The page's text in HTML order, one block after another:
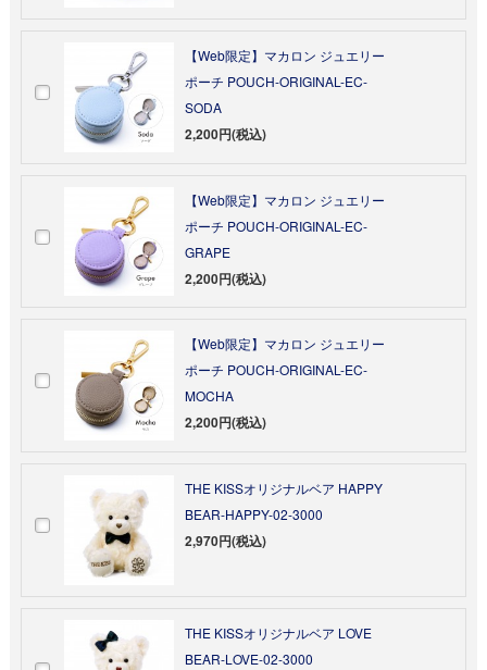
【Web限定】マカロン ジュエリー
ポーチ POUCH-ORIGINAL-EC-
SODA
2,200円(税込)
【Web限定】マカロン ジュエリー
ポーチ POUCH-ORIGINAL-EC-
GRAPE
2,200円(税込)
【Web限定】マカロン ジュエリー
ポーチ POUCH-ORIGINAL-EC-
MOCHA
2,200円(税込)
THE KISSオリジナルベア HAPPY
BEAR-HAPPY-02-3000
2,970円(税込)
THE KISSオリジナルベア LOVE
BEAR-LOVE-02-3000